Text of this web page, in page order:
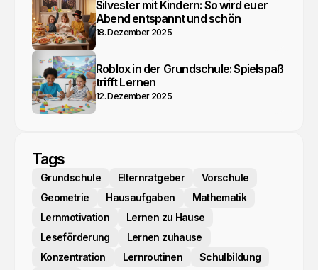
Silvester mit Kindern: So wird euer
Abend entspannt und schön
18. Dezember 2025
Roblox in der Grundschule: Spielspaß
trifft Lernen
12. Dezember 2025
Tags
Grundschule Elternratgeber
Vorschule
Geometrie
Hausaufgaben
Mathematik
Lernmotivation
Lernen zu Hause
Leseförderung
Lernen zuhause
Konzentration
Lernroutinen
Schulbildung